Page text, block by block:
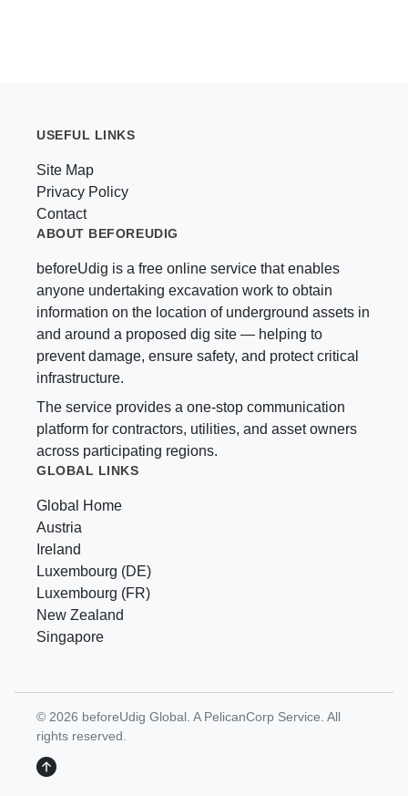
USEFUL LINKS
Site Map
Privacy Policy
Contact
ABOUT BEFOREUDIG
beforeUdig is a free online service that enables
anyone undertaking excavation work to obtain
information on the location of underground assets in
and around a proposed dig site — helping to
prevent damage, ensure safety, and protect critical
infrastructure.
The service provides a one-stop communication
platform for contractors, utilities, and asset owners
across participating regions.
GLOBAL LINKS
Global Home
Austria
Ireland
Luxembourg (DE)
Luxembourg (FR)
New Zealand
Singapore
© 2026 beforeUdig Global. A PelicanCorp Service. All
rights reserved.